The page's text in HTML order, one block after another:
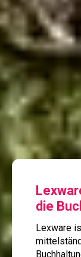
die
Lexware